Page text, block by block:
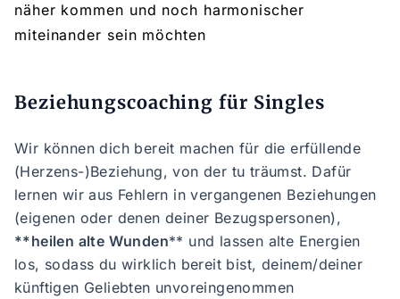
näher kommen und noch harmonischer
miteinander sein möchten
Beziehungscoaching für Singles
Wir können dich bereit machen für die erfüllende
(Herzens-)Beziehung, von der tu träumst. Dafür
lernen wir aus Fehlern in vergangenen Beziehungen
(eigenen oder denen deiner Bezugspersonen),
**heilen alte Wunden** und lassen alte Energien
los, sodass du wirklich bereit bist, deinem/deiner
künftigen Geliebten unvoreingenommen